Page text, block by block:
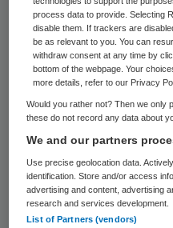
minister Ingrid van
Onderwijs, Cultuur
ze tien jaar lang
samenwerking met
vakgebieden en
Onder de
gevallen, zijn een
aandoeningen van
moleculair en
process data to provide. Selecting
disable them. If trackers are
be as relevant to you. You can
withdraw consent at any time by
bottom of the webpage. Your
more details, refer to our Privacy
Would you rather not? Then we only
these do not record any data about
We and our partners
Use precise geolocation data.
identification. Store and/or access
advertising and content, advertising
research and services development.
List of Partners (vendors)